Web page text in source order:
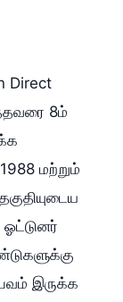
Direct
8ம்
மற்றும்
இருக்க